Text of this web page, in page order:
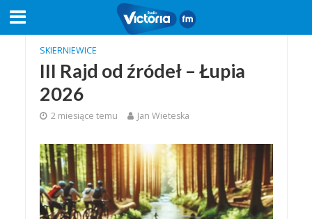
SKIERNIEWICE
III Rajd od źródeł – Łupia
2026
2 miesiące temu Jan Wieteska